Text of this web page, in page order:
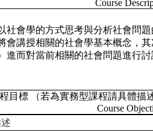
Course
社會學的方式思考與分析社會問
會講授相關的社會學基本概念，
進而對當前相關的社會問題進行
目標 （若為實務型課程請具體描
Course